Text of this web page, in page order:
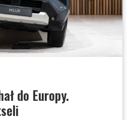
do Europy.